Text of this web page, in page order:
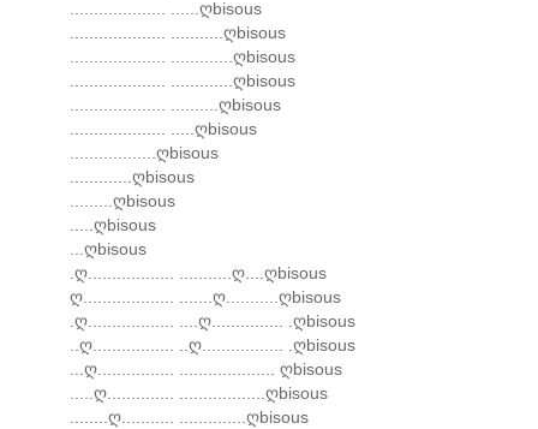
.................... ......ღbisous
.................... ...........ღbisous
.................... .............ღbisous
.................... .............ღbisous
.................... ..........ღbisous
.................... .....ღbisous
..................ღbisous
.............ღbisous
.........ღbisous
.....ღbisous
...ღbisous
.ღ.................. ...........ღ....ღbisous
ღ................... .......ღ...........ღbisous
.ღ.................. ....ღ............... .ღbisous
..ღ................. ..ღ................. .ღbisous
...ღ................ .................... ღbisous
.....ღ.............. ..................ღbisous
........ღ........... ..............ღbisous